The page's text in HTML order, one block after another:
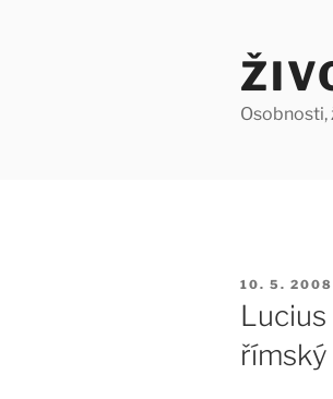
10. 5. 2008